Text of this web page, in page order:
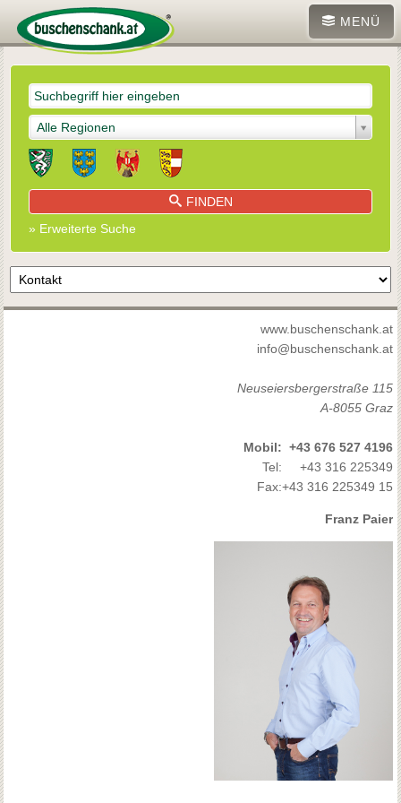
MENÜ
Alle Regionen
FINDEN
» Erweiterte Suche
www.buschenschank.at
info@buschenschank.at
Neuseiersbergerstraße 115
A-8055 Graz
Mobil: +43 676 527 4196
Tel:
+43 316 225349
Fax:+43 316 225349 15
Franz Paier